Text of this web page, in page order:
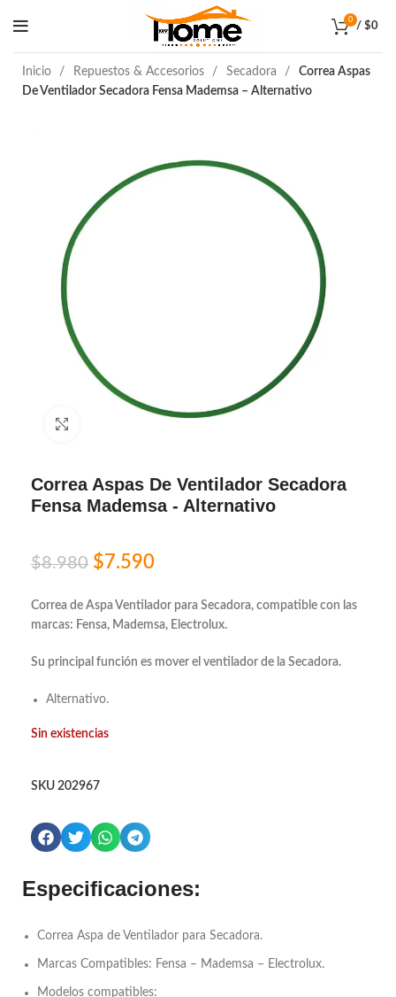
0
/ $0
Inicio Repuestos & Accesorios Secadora
Correa Aspas
De Ventilador Secadora Fensa Mademsa – Alternativo
Correa Aspas De Ventilador Secadora
Fensa Mademsa - Alternativo
$8.980 $7.590
Correa de Aspa Ventilador para Secadora, compatible con las
marcas: Fensa, Mademsa, Electrolux.
Su principal función es mover el ventilador de la Secadora.
Alternativo.
Sin existencias
SKU 202967
Especificaciones:
Correa Aspa de Ventilador para Secadora.
Marcas Compatibles: Fensa – Mademsa – Electrolux.
Modelos compatibles: